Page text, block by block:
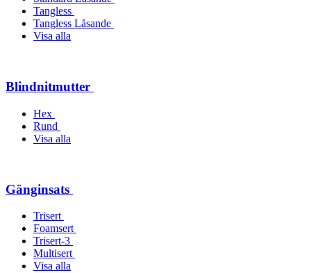
Tangless
Tangless Låsande
Visa alla
Blindnitmutter
Hex
Rund
Visa alla
Gänginsats
Trisert
Foamsert
Trisert-3
Multisert
Visa alla